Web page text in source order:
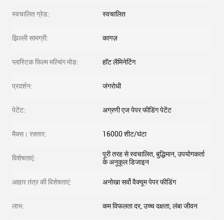
स्वचालित ग्रेड: स्वचालित
झिल्ली सामग्री: कागज़
प्लास्टिक फिल्म मल्चिंग मोड: हॉट लैमिनेटिंग
प्रदर्शन: जंगरोधी
पेटेंट: अग्रणी एज पेपर फीडिंग पेटेंट
मैक्स। रफ़्तार: 16000 शीट/घंटा
विशेषताएं:
पूरी तरह से स्वचालित, बुद्धिमान, उपयोगकर्ता
के अनुकूल डिजाइन
आहार तंत्र की विशेषताएं: अनोखा सर्वो वैक्यूम पेपर फीडिंग
लाभ: कम विफलता दर, उच्च दक्षता, लंबा जीवन